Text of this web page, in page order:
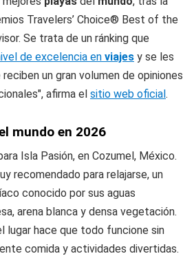
Travelers’ Choice® Best of the
Se trata de un ránking que
de excelencia en viajes y se les
un gran volumen de opiniones
afirma el sitio web oficial.
mundo en 2026
Isla Pasión, en Cozumel, México.
recomendado para relajarse, un
conocido por sus aguas
arena blanca y densa vegetación.
lugar hace que todo funcione sin
comida y actividades divertidas.